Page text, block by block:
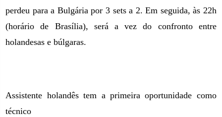
perdeu para a Bulgária por 3 sets a 2. Em seguida, às 22h
(horário de Brasília), será a vez do confronto entre
holandesas e búlgaras.
Assistente holandês tem a primeira oportunidade como
técnico